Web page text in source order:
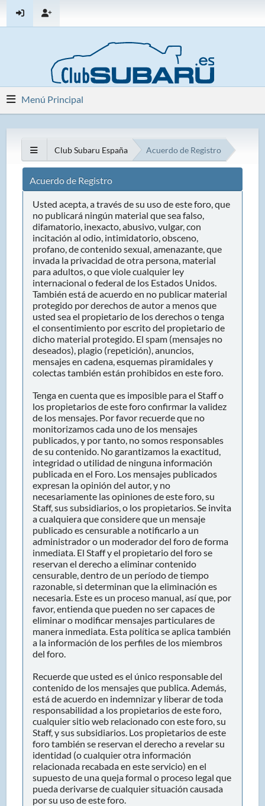
Menú Principal
Club Subaru España Acuerdo de Registro
Acuerdo de Registro
Usted acepta, a través de su uso de este foro, que
no publicará ningún material que sea falso,
difamatorio, inexacto, abusivo, vulgar, con
incitación al odio, intimidatorio, obsceno,
profano, de contenido sexual, amenazante, que
invada la privacidad de otra persona, material
para adultos, o que viole cualquier ley
internacional o federal de los Estados Unidos.
También está de acuerdo en no publicar material
protegido por derechos de autor a menos que
usted sea el propietario de los derechos o tenga
el consentimiento por escrito del propietario de
dicho material protegido. El spam (mensajes no
deseados), plagio (repetición), anuncios,
mensajes en cadena, esquemas piramidales y
colectas también están prohibidos en este foro.
Tenga en cuenta que es imposible para el Staff o
los propietarios de este foro confirmar la validez
de los mensajes. Por favor recuerde que no
monitorizamos cada uno de los mensajes
publicados, y por tanto, no somos responsables
de su contenido. No garantizamos la exactitud,
integridad o utilidad de ninguna información
publicada en el Foro. Los mensajes publicados
expresan la opinión del autor, y no
necesariamente las opiniones de este foro, su
Staff, sus subsidiarios, o los propietarios. Se invita
a cualquiera que considere que un mensaje
publicado es censurable a notificarlo a un
administrador o un moderador del foro de forma
inmediata. El Staff y el propietario del foro se
reservan el derecho a eliminar contenido
censurable, dentro de un período de tiempo
razonable, si determinan que la eliminación es
necesaria. Este es un proceso manual, así que, por
favor, entienda que pueden no ser capaces de
eliminar o modificar mensajes particulares de
manera inmediata. Esta política se aplica también
a la información de los perfiles de los miembros
del foro.
Recuerde que usted es el único responsable del
contenido de los mensajes que publica. Además,
está de acuerdo en indemnizar y liberar de toda
responsabilidad a los propietarios de este foro,
cualquier sitio web relacionado con este foro, su
Staff, y sus subsidiarios. Los propietarios de este
foro también se reservan el derecho a revelar su
identidad (o cualquier otra información
relacionada recabada en este servicio) en el
supuesto de una queja formal o proceso legal que
pueda derivarse de cualquier situación causada
por su uso de este foro.